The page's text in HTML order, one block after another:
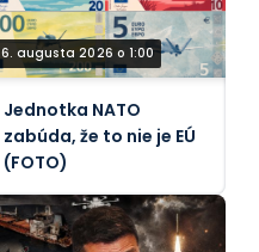
6. augusta 2026 o 1:00
Jednotka NATO
zabúda, že to nie je EÚ
(FOTO)